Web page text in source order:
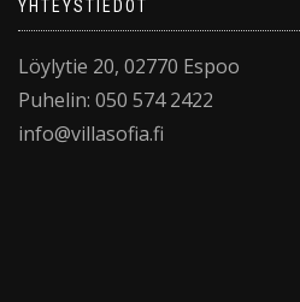
YHTEYSTIEDOT
Löylytie 20, 02770 Espoo
Puhelin: 050 574 2422
info@villasofia.fi